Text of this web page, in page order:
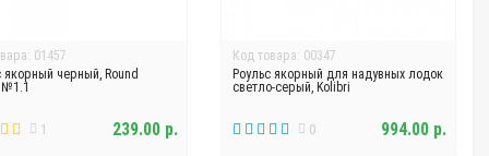
01457
якорный черный, Round
№1.1
1 239.00 р.
Код товара: 00347
Роульс якорный для надувных лодок
светло-серый, Kolibri
0 994.00 р.